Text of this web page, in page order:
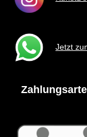
Jetzt